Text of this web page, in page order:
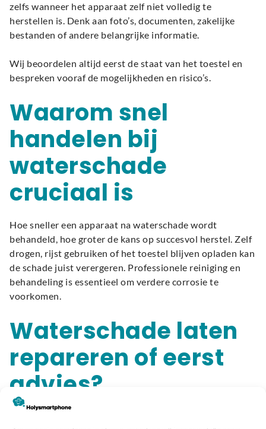
zelfs wanneer het apparaat zelf niet volledig te
herstellen is. Denk aan foto’s, documenten, zakelijke
bestanden of andere belangrijke informatie.
Wij beoordelen altijd eerst de staat van het toestel en
bespreken vooraf de mogelijkheden en risico’s.
Waarom snel
handelen bij
waterschade
cruciaal is
Hoe sneller een apparaat na waterschade wordt
behandeld, hoe groter de kans op succesvol herstel. Zelf
drogen, rijst gebruiken of het toestel blijven opladen kan
de schade juist verergeren. Professionele reiniging en
behandeling is essentieel om verdere corrosie te
voorkomen.
Waterschade laten
repareren of eerst
advies?